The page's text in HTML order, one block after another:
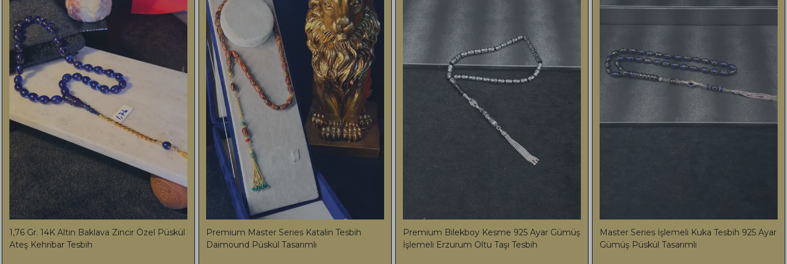
Kesme Ateş Kehribar Kesme Tesbih 3 Hilal
Özel Bozkurt Tasarımlı Püskül
Kesme Hareli Sıkma Kehribar Tesbih Özel
Tasarım Ağır Püsküllü
Premium İşlemeli Ateş Kehribar Tesbih 925
Ayar Gümüş Püskül
Bilekboy Renk Süzmesi Çekim Harikası
Sıkma Kehribar Tesbih Özel Tasarım